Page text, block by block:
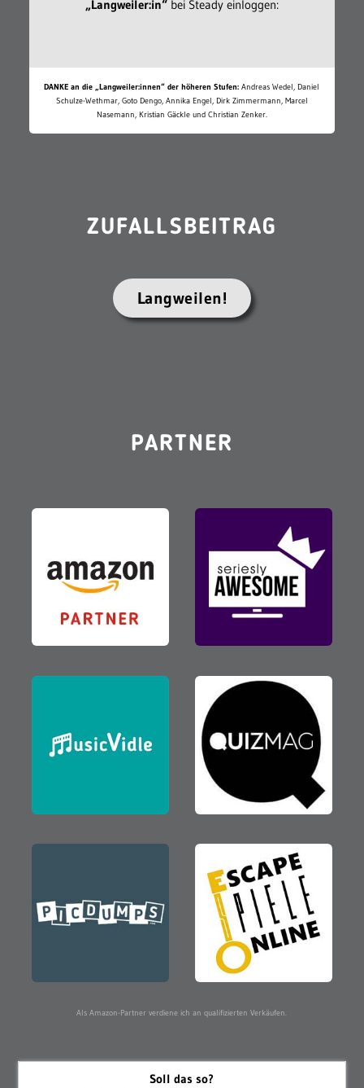
„Langweiler:in“bei Steady einloggen:
DANKE an die „Langweiler:innen“ der höheren Stufen: Andreas Wedel, Daniel
Schulze-Wethmar, Goto Dengo, Annika Engel, Dirk Zimmermann, Marcel
Nasemann, Kristian Gäckle und Christian Zenker.
ZUFALLSBEITRAG
Langweilen!
PARTNER
Als Amazon-Partner verdiene ich an qualifizierten Verkäufen.
Soll das so?